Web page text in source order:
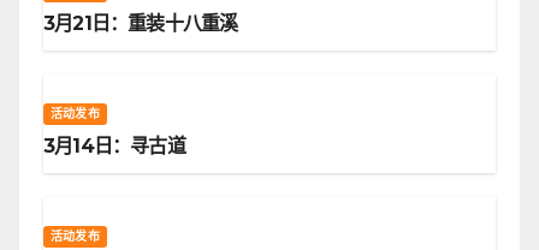
3月21日：重装十八重溪
活动发布
3月14日：寻古道
活动发布